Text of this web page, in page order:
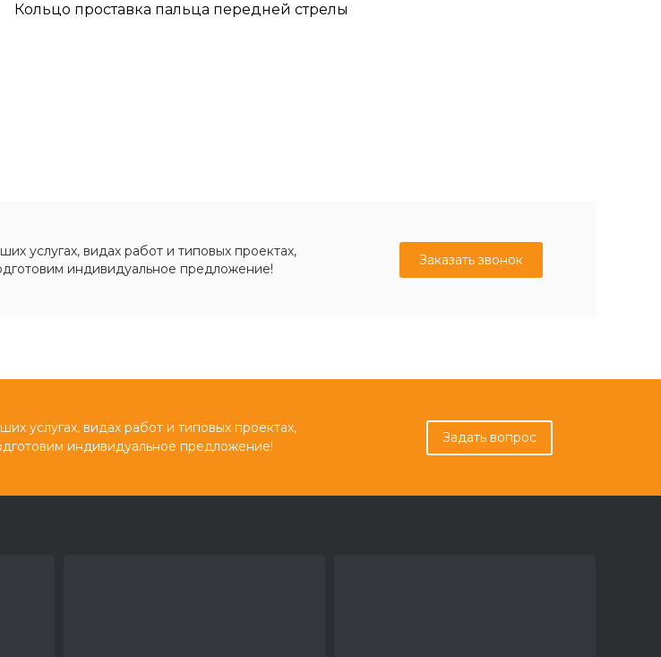
Кольцо проставка пальца передней стрелы
услугах, видах работ и типовых проектах,
индивидуальное предложение!
Заказать звонок
услугах, видах работ и типовых проектах,
индивидуальное предложение!
Задать вопрос